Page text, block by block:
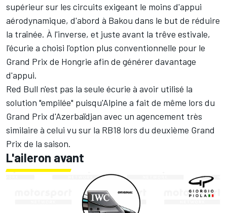
supérieur sur les circuits exigeant le moins d'appui
aérodynamique, d'abord à Bakou dans le but de réduire
la traînée. À l'inverse, et juste avant la trêve estivale,
l'écurie a choisi l'option plus conventionnelle pour le
Grand Prix de Hongrie afin de générer davantage
d'appui.
Red Bull n'est pas la seule écurie à avoir utilisé la
solution "empilée" puisqu'Alpine a fait de même lors du
Grand Prix d'Azerbaïdjan avec un agencement très
similaire à celui vu sur la RB18 lors du deuxième Grand
Prix de la saison.
L'aileron avant